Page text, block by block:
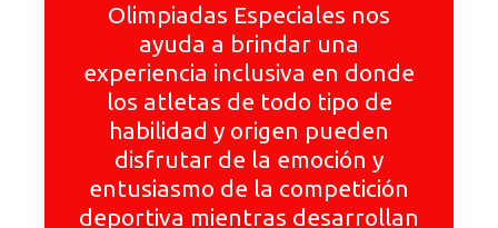
Olimpiadas Especiales nos
ayuda a brindar una
experiencia inclusiva en donde
los atletas de todo tipo de
habilidad y origen pueden
disfrutar de la emoción y
entusiasmo de la competición
deportiva mientras desarrollan